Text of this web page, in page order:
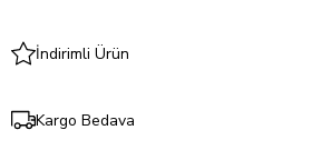
İndirimli Ürün
Kargo Bedava